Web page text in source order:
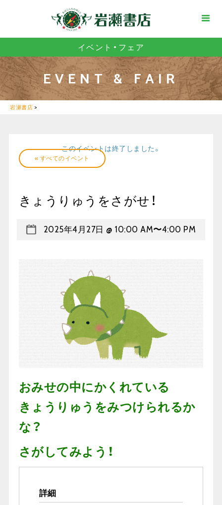
イベント・フェア
EVENT & FAIR
岩瀬書店 >
« すべてのイベント
このイベントは終了しました。
きょうりゅうをさがせ！
2025年4月27日 @ 10:00 AM〜4:00 PM
おみせの中にかくれている
きょうりゅうをみつけられるか
な？
さがしてみよう！
詳細